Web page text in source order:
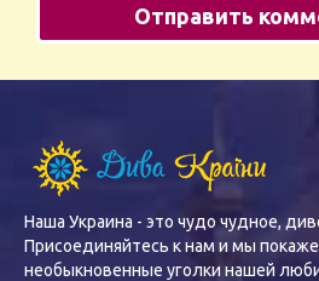
Наша Украина - это чудо чудное,
Присоединяйтесь к нам и мы
необыкновенные уголки нашей